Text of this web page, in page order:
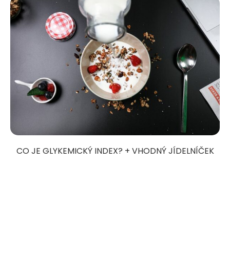
CO JE GLYKEMICKÝ INDEX? + VHODNÝ JÍDELNÍČEK